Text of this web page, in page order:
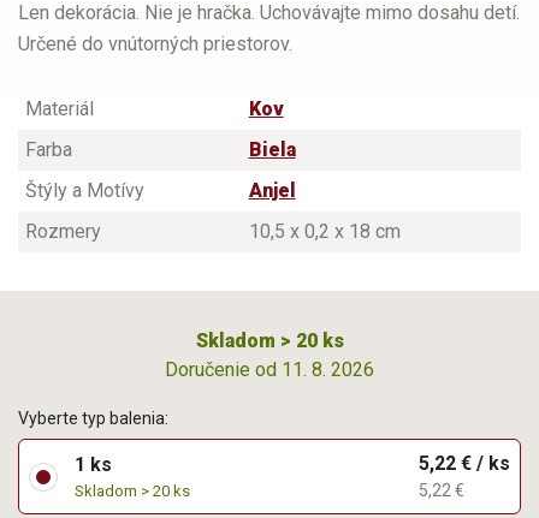
Len dekorácia. Nie je hračka. Uchovávajte mimo dosahu detí.
Určené do vnútorných priestorov.
Materiál
Kov
Farba
Biela
Štýly a Motívy
Anjel
Rozmery
10,5 x 0,2 x 18 cm
Skladom > 20 ks
Doručenie od 11. 8. 2026
Vyberte typ balenia:
1 ks
Skladom > 20 ks
5,22 € / ks
5,22 €